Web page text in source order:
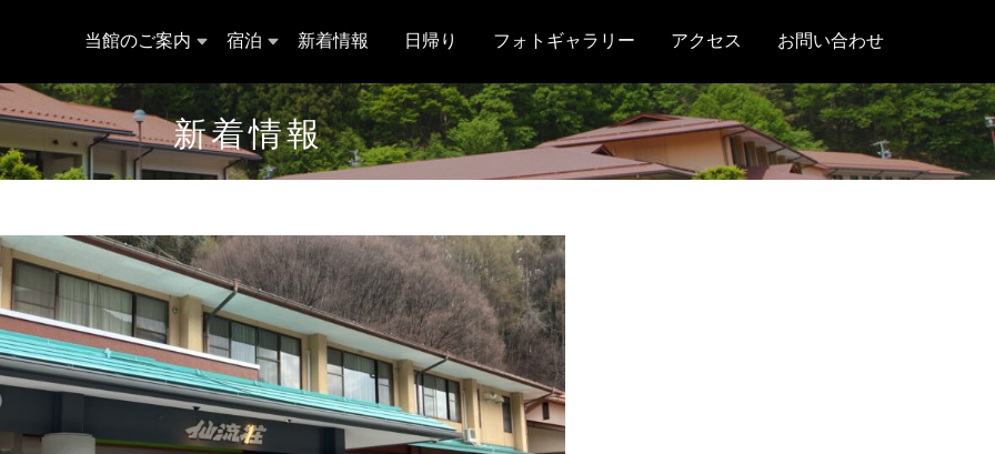
当館のご案内 宿泊 新着情報 日帰り フォトギャラリー アクセス お問い合わせ
新着情報